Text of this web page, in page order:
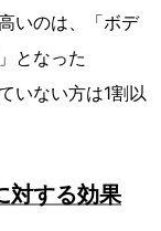
いのは、「ボデ
となった
いない方は1割以
対する効果